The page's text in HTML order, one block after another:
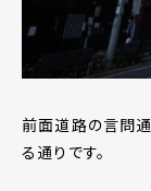
前面道路の言問
る通りです。